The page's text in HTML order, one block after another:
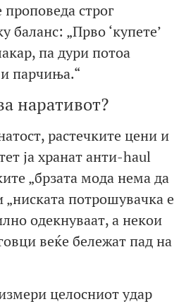
строг
„Прво ‘купете’
па дури потоа
парчиња.“
наративот?
растечките цени и
ја хранат анти-haul
„брзата мода нема да
„ниската потрошувачка е
одекнуваат, а некои
веќе бележат пад на
целосниот удар